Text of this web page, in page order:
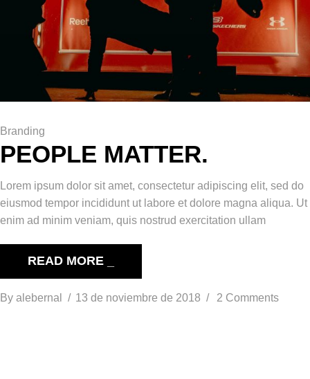
Branding
PEOPLE MATTER.
Lorem ipsum dolor sit amet, consectetur adipiscing elit, sed do
eiusmod tempor incididunt ut labore et dolore magna aliqua. Ut
enim ad minim veniam, quis nostrud exercitation ullam
READ MORE _
By alebernal 13 de noviembre de 2018 2 Comments